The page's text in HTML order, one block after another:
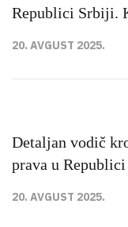
Republici Srbiji.
20. AVGUST 2025.
Detaljan vodič
prava u
20. AVGUST 2025.